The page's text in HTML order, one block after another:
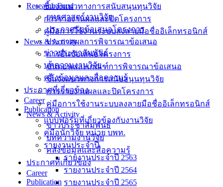
Research Fund
ยุทธศาสตร์งานวิจัย
ประกาศรับข้อเสนอโครงการ
ประกาศผลการพิจารณาข้อเสนอ
การยื่นข้อเสนอโครงการ
ขั้นตอนและเกณฑ์การพิจารณาข้อเสนอ
ชี้แจงแนวทางการสนับสนุนทุนวิจัย
การรายงานผลและปิดโครงการ
คู่มือการใช้งานระบบลงลายมือชื่ออิเล็กทรอนิกส์
News & Activity
ข่าวประชาสัมพันธ์
บทความงานวิจัย
คลังข้อมูลและสื่อความรู้
ประกาศที่เกี่ยวข้อง
Career
Publication
ชี้แจงแนวทางการสนับสนุนทุนวิจัย
การรายงานผลและปิดโครงการ
คู่มือการใช้งานระบบลงลายมือชื่ออิเล็กทรอนิกส์
News & Activity
ข่าวประชาสัมพันธ์
บทความงานวิจัย
คลังข้อมูลและสื่อความรู้
ประกาศที่เกี่ยวข้อง
Career
Publication
แบบฟอร์มที่เกี่ยวข้องกับงานวิจัย
คู่มือนักวิจัย หน่วย บพท.
รายงานประจำปี
รายงานประจำปี 2563
รายงานประจำปี 2564
รายงานประจำปี 2565